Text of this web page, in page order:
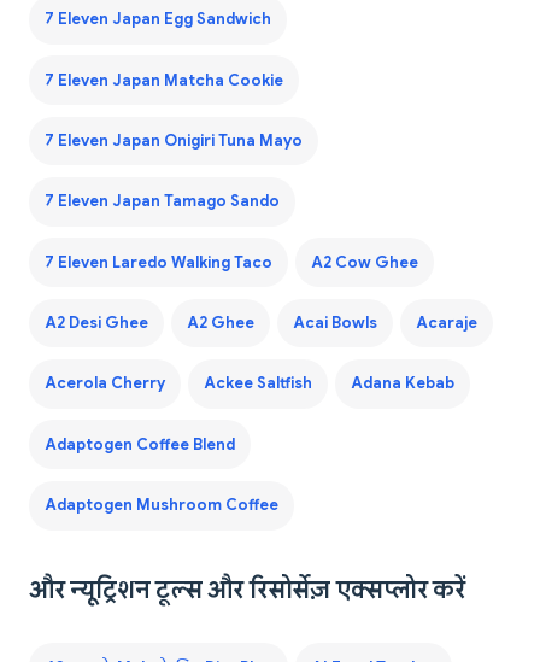
7 Eleven Japan Egg Sandwich
7 Eleven Japan Matcha Cookie
7 Eleven Japan Onigiri Tuna Mayo
7 Eleven Japan Tamago Sando
7 Eleven Laredo Walking Taco A2 Cow Ghee
A2 Desi Ghee A2 Ghee Acai Bowls Acaraje
Acerola Cherry Ackee Saltfish Adana Kebab
Adaptogen Coffee Blend
Adaptogen Mushroom Coffee
और न्यूट्रिशन टूल्स और रिसोर्सेज़ एक्सप्लोर करें